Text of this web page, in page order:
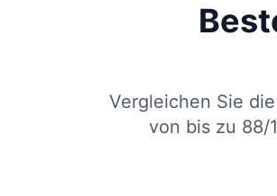
Vergleichen Sie
von bis zu 88/